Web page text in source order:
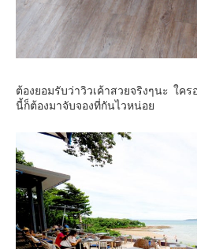
ต้องยอมรับว่าวิวเค้าสวยจริงๆนะ ใค
นี้ก็ต้องมาจับจองที่กันไวหน่อย